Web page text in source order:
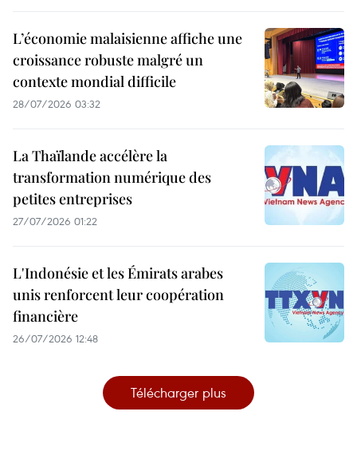
L’économie malaisienne affiche une
croissance robuste malgré un
contexte mondial difficile
28/07/2026 03:32
La Thaïlande accélère la
transformation numérique des
petites entreprises
27/07/2026 01:22
L'Indonésie et les Émirats arabes
unis renforcent leur coopération
financière
26/07/2026 12:48
Télécharger plus